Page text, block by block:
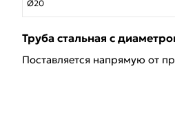
Ø20
Труба стальная с
Поставляется напрямую от